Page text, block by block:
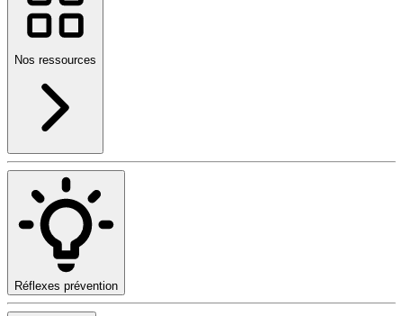
Nos ressources
Réflexes prévention